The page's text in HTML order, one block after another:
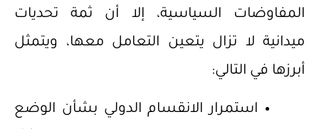
المفاوضات السياسية، إلا أن ثمة تحديات
ميدانية لا تزال يتعين التعامل معها، ويتمثل
أبرزها في التالي:
استمرار الانقسام الدولي بشأن الوضع